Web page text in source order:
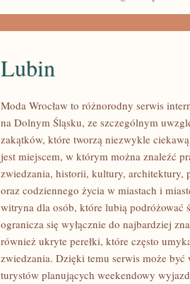
Lubin
Moda Wrocław to różnorodny serwis
na Dolnym Śląsku, ze szczególnym
zakątków, które tworzą niezwykle
jest miejscem, w którym można znaleźć
zwiedzania, historii, kultury, architektury,
oraz codziennego życia w miastach i
witryna dla osób, które lubią podróżować
ogranicza się wyłącznie do najbardziej
również ukryte perełki, które często
zwiedzania. Dzięki temu serwis może
turystów planujących weekendowy